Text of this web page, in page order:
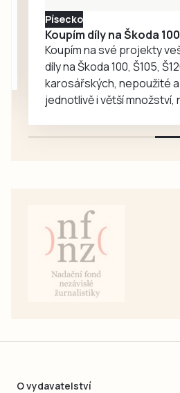
Písecko
Koupím díly na Škoda
Koupím na své projekty
díly na Škoda 100, Š105,
karosářských, nepoužité
jednotlivě i větší množství,
O vydavatelství